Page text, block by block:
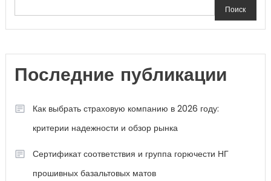
Поиск
Последние публикации
Как выбрать страховую компанию в 2026 году:
критерии надежности и обзор рынка
Сертификат соответствия и группа горючести НГ
прошивных базальтовых матов